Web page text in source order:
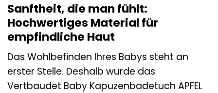
Sanftheit, die man fühlt:
Hochwertiges Material für
empfindliche Haut
Das Wohlbefinden Ihres Babys steht an
erster Stelle. Deshalb wurde das
Vertbaudet Baby Kapuzenbadetuch APFEL